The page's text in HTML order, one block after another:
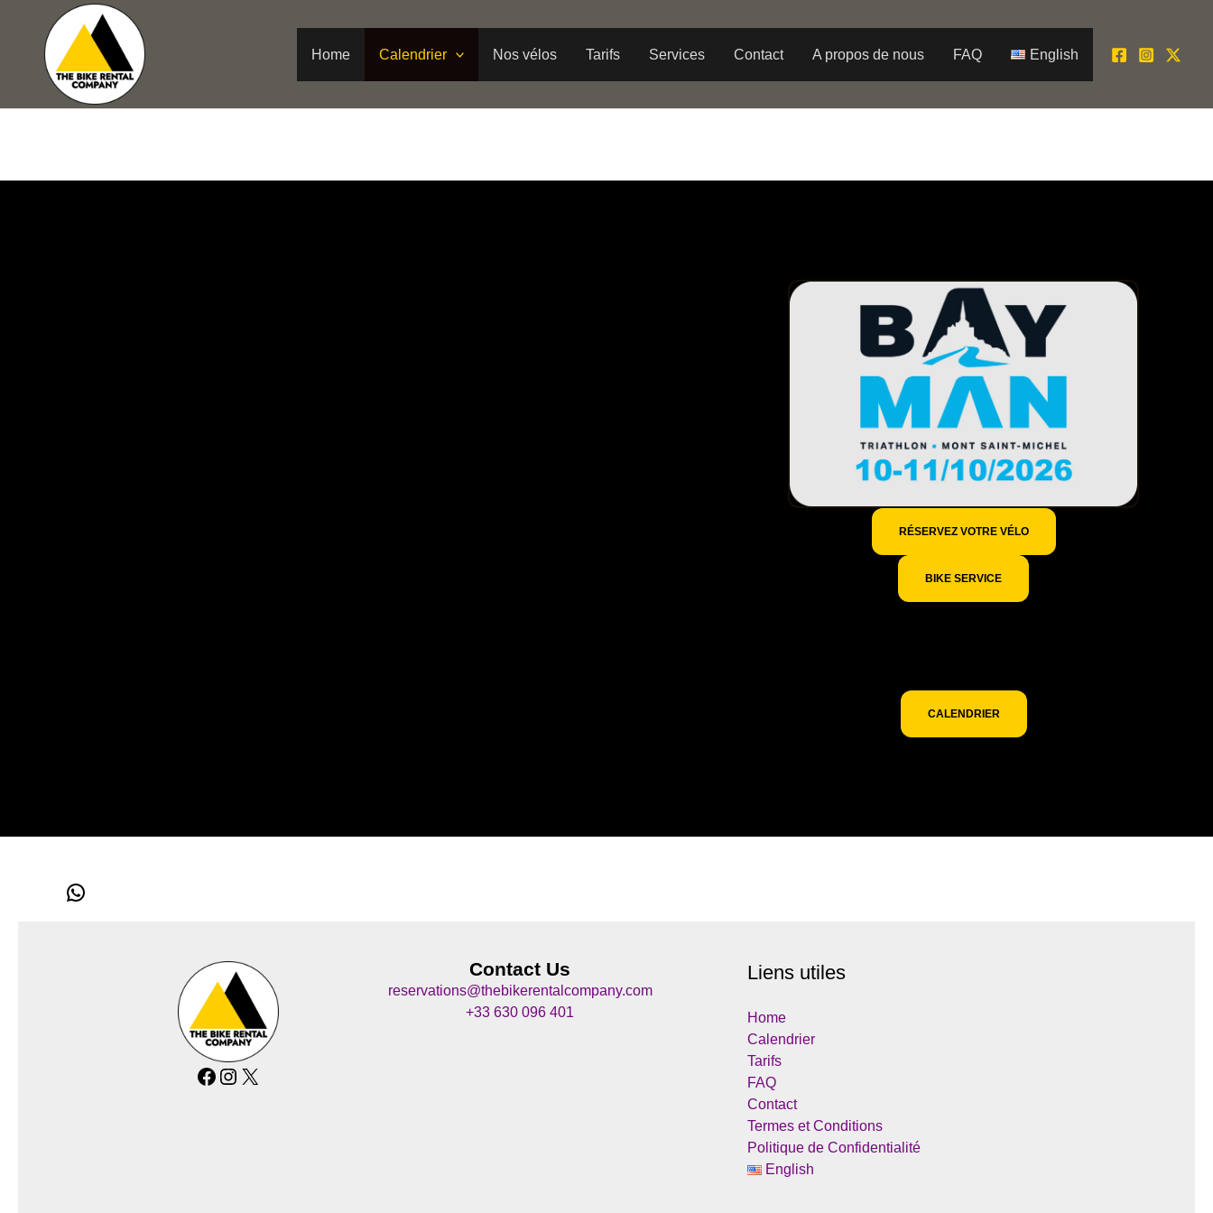
contenu
Home Calendrier Nos vélos Tarifs Services Contact A propos de nous FAQ English
RÉSERVEZ VOTRE VÉLO
BIKE SERVICE
CALENDRIER
WhatsApp
Facebook Instagram X
Contact Us
reservations@thebikerentalcompany.com
+33 630 096 401
Liens utiles
Home
Calendrier
Tarifs
FAQ
Contact
Termes et Conditions
Politique de Confidentialité
English